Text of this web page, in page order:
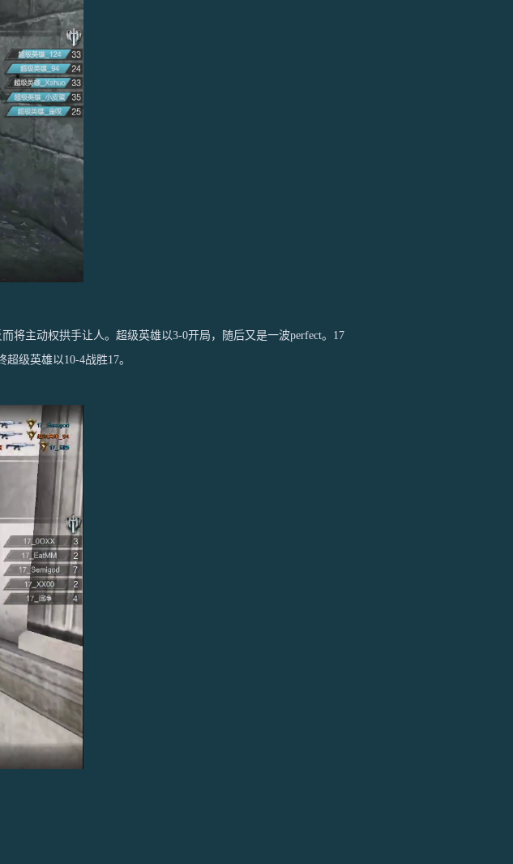
主动权拱手让人。超级英雄以3-0开局，随后又是一波perfect。17
级英雄以10-4战胜17。